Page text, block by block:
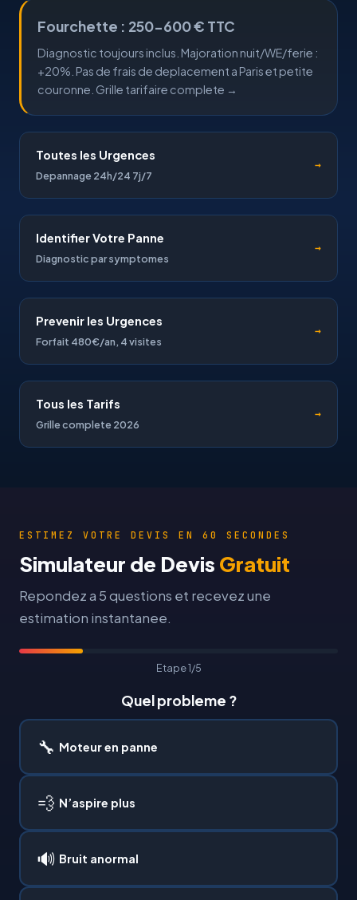
Fourchette : 250-600 € TTC
Diagnostic toujours inclus. Majoration nuit/WE/ferie :
+20%. Pas de frais de deplacement a Paris et petite
couronne. Grille tarifaire complete →
Toutes les Urgences
Depannage 24h/24 7j/7
→
Identifier Votre Panne
Diagnostic par symptomes
→
Prevenir les Urgences
Forfait 480€/an, 4 visites
→
Tous les Tarifs
Grille complete 2026
→
ESTIMEZ VOTRE DEVIS EN 60 SECONDES
Simulateur de Devis Gratuit
Repondez a 5 questions et recevez une
estimation instantanee.
Etape 1/5
Quel probleme ?
🔧 Moteur en panne
💨 N’aspire plus
🔊 Bruit anormal